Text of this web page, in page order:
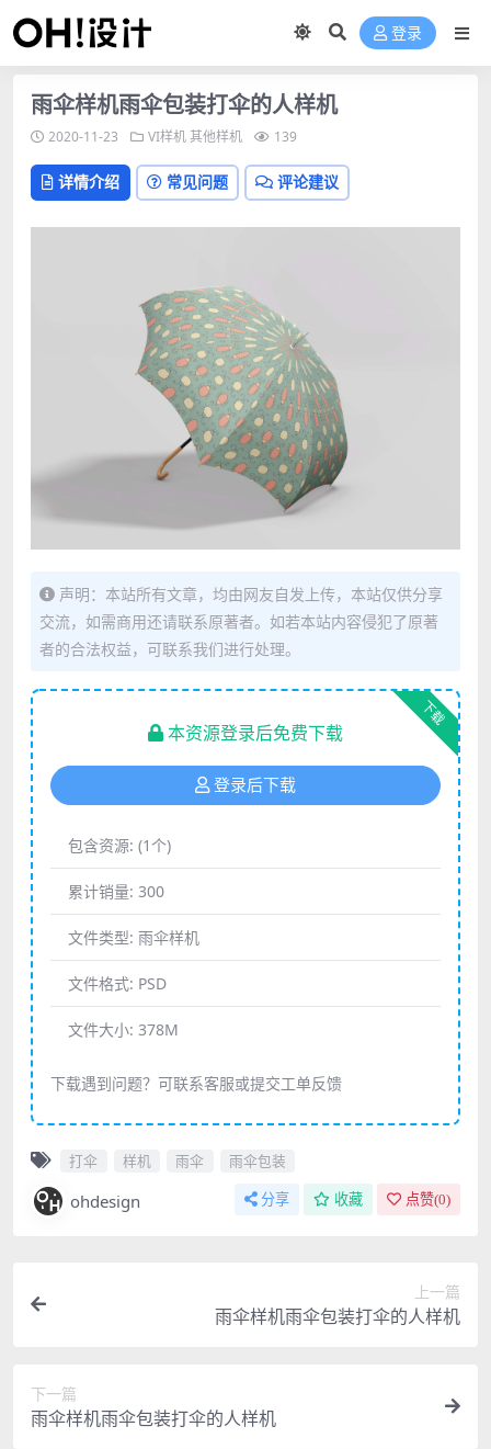
登录
雨伞样机雨伞包装打伞的人样机
2020-11-23 VI样机其他样机 139
详情介绍 常见问题 评论建议
声明：本站所有文章，均由网友自发上传，本站仅供分享
交流，如需商用还请联系原著者。如若本站内容侵犯了原著
者的合法权益，可联系我们进行处理。
下载
本资源登录后免费下载
登录后下载
包含资源: (1个)
累计销量: 300
文件类型: 雨伞样机
文件格式: PSD
文件大小: 378M
下载遇到问题？可联系客服或提交工单反馈
打伞 样机 雨伞 雨伞包装
ohdesign 分享 收藏 点赞(0)
上一篇
雨伞样机雨伞包装打伞的人样机
下一篇
雨伞样机雨伞包装打伞的人样机